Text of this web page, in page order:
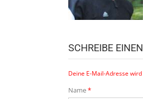
SCHREIBE
Deine E-Mail-Adresse
Name*